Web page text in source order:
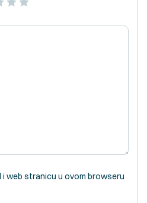
i web stranicu u ovom browseru